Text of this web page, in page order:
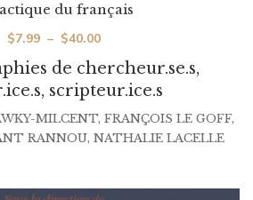
de chercheur.se.s,
scripteur.ice.s
du français
$7.99 – $40.00Plage
de
prix :
$7.99
à
MILCENT, FRANÇOIS LE GOFF,
RANNOU, NATHALIE LACELLE